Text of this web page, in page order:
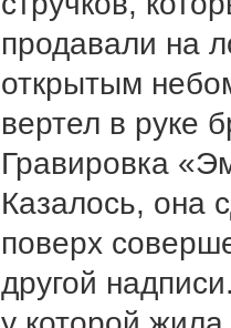
продавали на
открытым
вертел в руке
Гравировка
Казалось, она
поверх
другой